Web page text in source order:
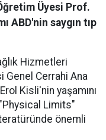
Üyesi Prof.
ABD'nin saygın tıp
Hizmetleri
Genel Cerrahi Ana
Kisli'nin yaşamını
Limits"
önemli